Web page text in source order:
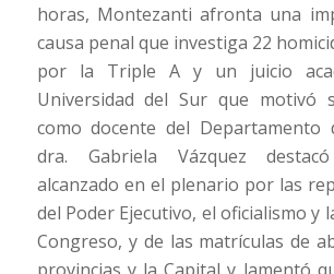
horas, Montezanti afronta una
causa penal que investiga 22
por la Triple A y un juicio
Universidad del Sur que motivó
como docente del Departamento
dra. Gabriela Vázquez
alcanzado en el plenario por las
del Poder Ejecutivo, el oficialismo y
Congreso, y de las matrículas de